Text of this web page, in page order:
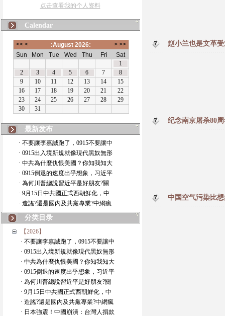
点击查看我的个人资料
Calendar
最新发布
· 不要讓李嘉誠跑了，0915不要讓中
· 0915出入境新規就像現代黑奴無形
· 中共為什麼仇恨美國？你知我知大
· 0915倒退的速度出乎想象，习近平
· 為何川普總說習近平是好朋友?關
· 9月15日中共國正式西朝鮮化，中
· 造謠?還是國內及共黨專業?中網瘋
分类目录
【2026】
· 不要讓李嘉誠跑了，0915不要讓中
· 0915出入境新規就像現代黑奴無形
· 中共為什麼仇恨美國？你知我知大
· 0915倒退的速度出乎想象，习近平
· 為何川普總說習近平是好朋友?關
· 9月15日中共國正式西朝鮮化，中
· 造謠?還是國內及共黨專業?中網瘋
· 日本強震！中國崩潰：台灣人捐款
赵小兰也是文革
纪念南京屠杀80
中国空气污染比